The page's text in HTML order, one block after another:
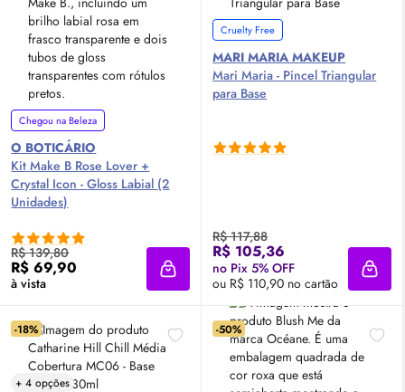
Chegou na Beleza
O BOTICÁRIO
KitMake B Rose Lover +
Crystal Icon -Gloss Labial (2
Unidades)
R$ 139,80
R$ 69,90
à vista Adicionar à sacola
Cruelty Free
MARI MARIA MAKEUP
Mari Maria - Pincel Triangular
para Base
R$ 117,88
R$ 105,36
no Pix 5% OFF
ou R$ 110,90 no cartão
-18%
+ 4 opções
-50%